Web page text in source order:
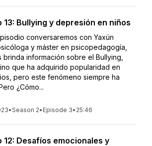
13: Bullying y depresión en niños
conversaremos con Yaxún
y máster en psicopedagogía,
brinda información sobre el Bullying,
que ha adquirido popularidad en
pero este fenómeno siempre ha
¿Cómo...
•Season 2• Episode 3• 25:46
12: Desafíos emocionales y